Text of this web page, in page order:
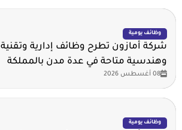
وظائف يومية
شركة أمازون تطرح وظائف إدارية وتقنية
وهندسية متاحة في عدة مدن بالمملكة
08 أغسطس 2026
وظائف يومية